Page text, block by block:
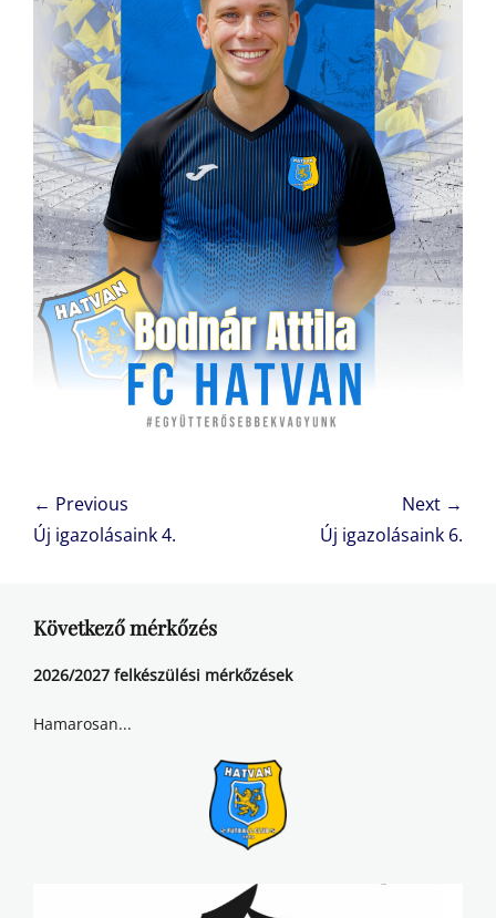
Bejegyzés
navigáció
← Previous
Previous
Új igazolásaink 4.
Next →
Új igazolásaink 6.
Következő mérkőzés
2026/2027 felkészülési mérkőzések
Hamarosan...